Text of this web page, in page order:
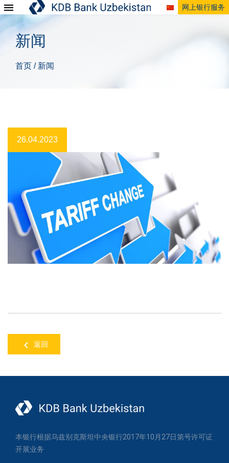
网上银行服务
新闻
首页 / 新闻
26.04.2023
返回
本银行根据乌兹别克斯坦中央银行2017年10月27日第号许可证
开展业务